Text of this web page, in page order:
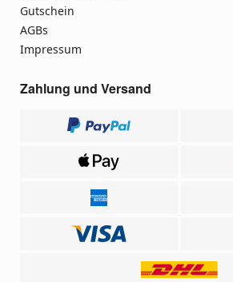
Gutschein
AGBs
Impressum
Zahlung und Versand